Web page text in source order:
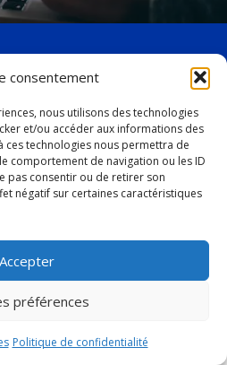
consentement
nous utilisons des technologies
et/ou accéder aux informations des
ces technologies nous permettra de
comportement de navigation ou les ID
pas consentir ou de retirer son
négatif sur certaines caractéristiques
Accepter
préférences
Politique de confidentialité
Ville de Baie-Comeau